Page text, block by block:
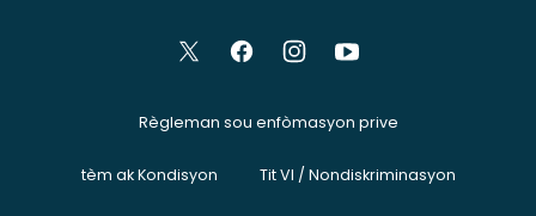
Règleman sou enfòmasyon prive
tèm ak Kondisyon Tit VI / Nondiskriminasyon